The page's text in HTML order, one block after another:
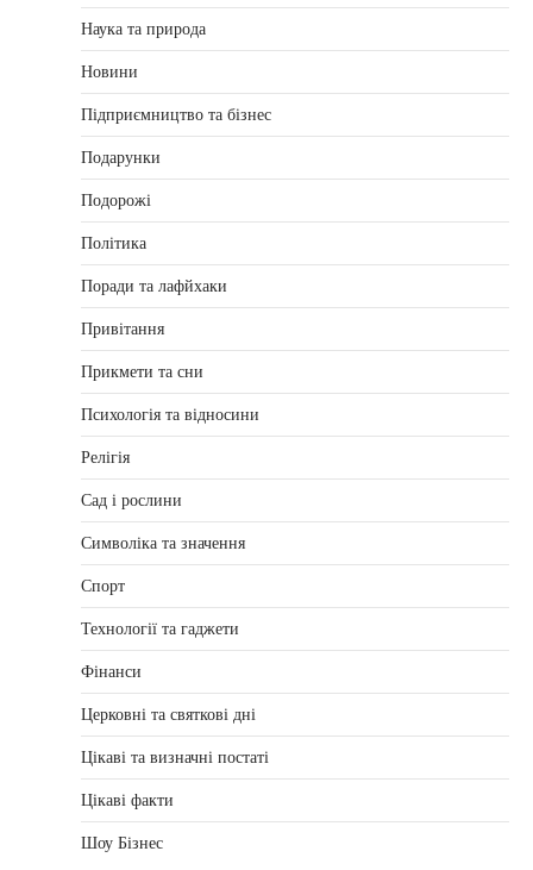
Наука та природа
Новини
Підприємництво та бізнес
Подарунки
Подорожі
Політика
Поради та лафйхаки
Привітання
Прикмети та сни
Психологія та відносини
Релігія
Сад і рослини
Символіка та значення
Спорт
Технології та гаджети
Фінанси
Церковні та святкові дні
Цікаві та визначні постаті
Цікаві факти
Шоу Бізнес